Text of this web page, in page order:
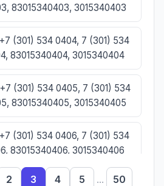
83015340403, 3015340403
(301) 534 0404, 7 (301) 534
83015340404, 3015340404
(301) 534 0405, 7 (301) 534
83015340405, 3015340405
(301) 534 0406, 7 (301) 534
83015340406, 3015340406
(301) 534 0407, 7 (301) 534
2 3 4 5 ...
50